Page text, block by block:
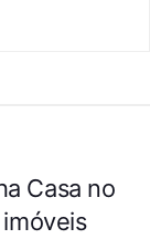
Casa no